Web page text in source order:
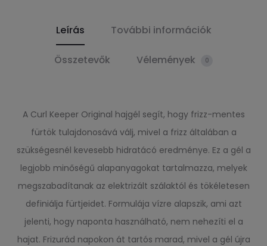
Leírás További információk
Összetevők Vélemények 0
A Curl Keeper Original hajgél segít, hogy frizz-mentes
fürtök tulajdonosává válj, mivel a frizz általában a
szükségesnél kevesebb hidratácó eredménye. Ez a gél a
legjobb minőségű alapanyagokat tartalmazza, melyek
megszabadítanak az elektrizált szálaktól és tökéletesen
definiálja fürtjeidet. Formulája vízre alapszik, ami azt
jelenti, hogy naponta használható, nem nehezíti el a
hajat. Frizurád napokon át tartós marad, mivel a gél újra